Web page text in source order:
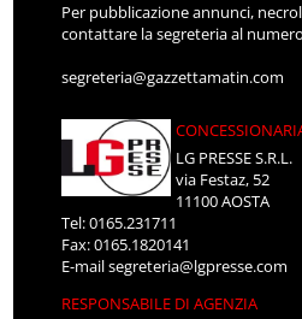
Per pubblicazione annunci,
contattare la segreteria al
segreteria@gazzettamatin.com
LG PRESSE S.R.L.
via Festaz, 52
11100 AOSTA
Tel: 0165.231711
Fax: 0165.1820141
E-mailsegreteria@lgpresse.com
RESPONSABILE DI AGENZIA